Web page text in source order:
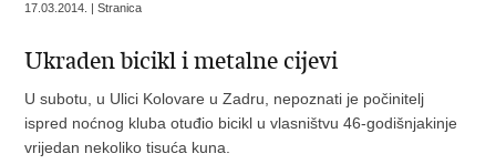
17.03.2014. | Stranica
Ukraden bicikl i metalne cijevi
U subotu, u Ulici Kolovare u Zadru, nepoznati je počinitelj
ispred noćnog kluba otuđio bicikl u vlasništvu 46-godišnjakinje
vrijedan nekoliko tisuća kuna.